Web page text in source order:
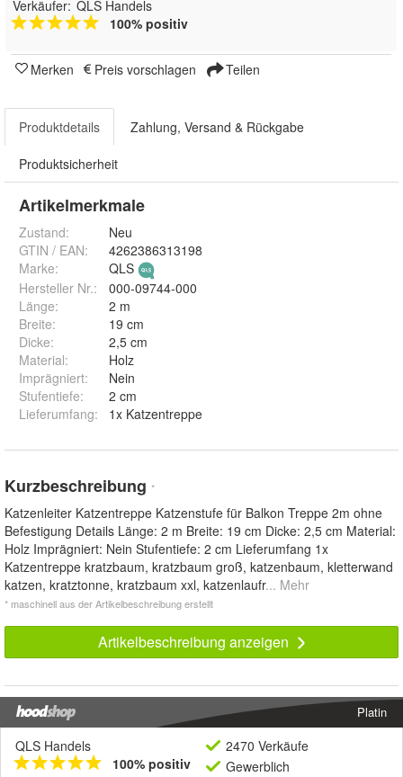
Verkäufer: QLS Handels
100% positiv
Merken Preis vorschlagen Teilen
Produktdetails Zahlung, Versand & Rückgabe
Produktsicherheit
Artikelmerkmale
Zustand:
Neu
GTIN / EAN:
4262386313198
Marke:
QLS
Hersteller Nr.:
000-09744-000
Länge:
2 m
Breite:
19 cm
Dicke:
2,5 cm
Material:
Holz
Imprägniert:
Nein
Stufentiefe:
2 cm
Lieferumfang: 1x Katzentreppe
Kurzbeschreibung *
Katzenleiter Katzentreppe Katzenstufe für Balkon Treppe 2m ohne
Befestigung Details Länge: 2 m Breite: 19 cm Dicke: 2,5 cm Material:
Holz Imprägniert: Nein Stufentiefe: 2 cm Lieferumfang 1x
Katzentreppe kratzbaum, kratzbaum groß, katzenbaum, kletterwand
katzen, kratztonne, kratzbaum xxl, katzenlaufr... Mehr
* maschinell aus der Artikelbeschreibung erstellt
Artikelbeschreibung anzeigen
Platin
QLS Handels
100% positiv
2470 Verkäufe
Gewerblich